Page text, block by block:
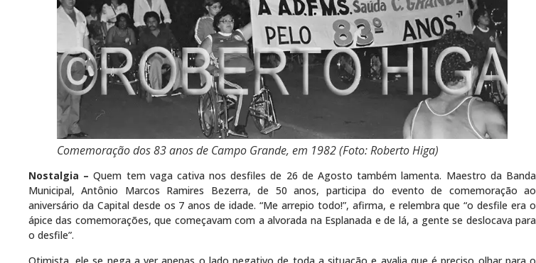
Comemoração dos 83 anos de Campo Grande, em 1982 (Foto: Roberto Higa)
Nostalgia – Quem tem vaga cativa nos desfiles de 26 de Agosto também lamenta. Maestro da Banda
Municipal, Antônio Marcos Ramires Bezerra, de 50 anos, participa do evento de comemoração ao
aniversário da Capital desde os 7 anos de idade. “Me arrepio todo!”, afirma, e relembra que “o desfile era o
ápice das comemorações, que começavam com a alvorada na Esplanada e de lá, a gente se deslocava para
o desfile”.